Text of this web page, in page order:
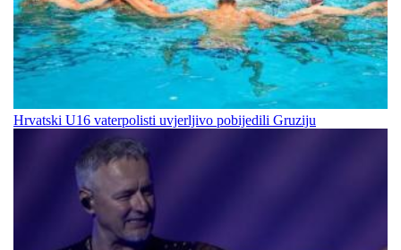
Hrvatski U16 vaterpolisti uvjerljivo pobijedili Gruziju